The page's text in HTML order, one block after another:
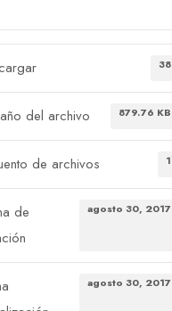
38
del archivo 879.76 KB
de archivos 1
de
agosto 30, 2017
agosto 30, 2017